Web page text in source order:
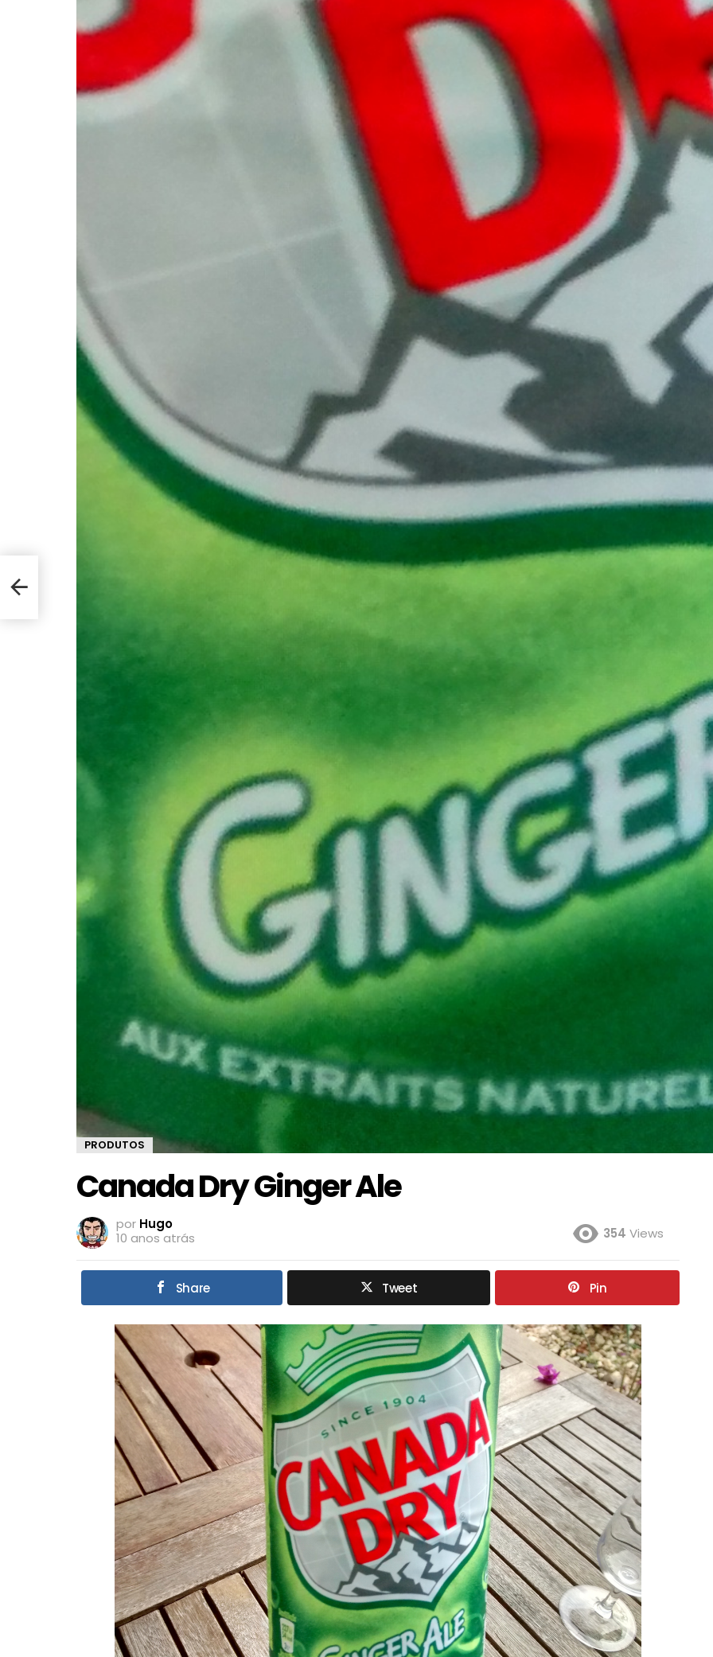
PRODUTOS
Canada Dry Ginger Ale
por Hugo
10 anos atrás
354 Views
Share Tweet Pin